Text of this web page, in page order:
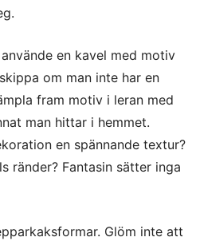
en kavel med motiv
om man inte har en
fram motiv i leran med
man hittar i hemmet.
en spännande textur?
ränder? Fantasin sätter inga
Glöm inte att